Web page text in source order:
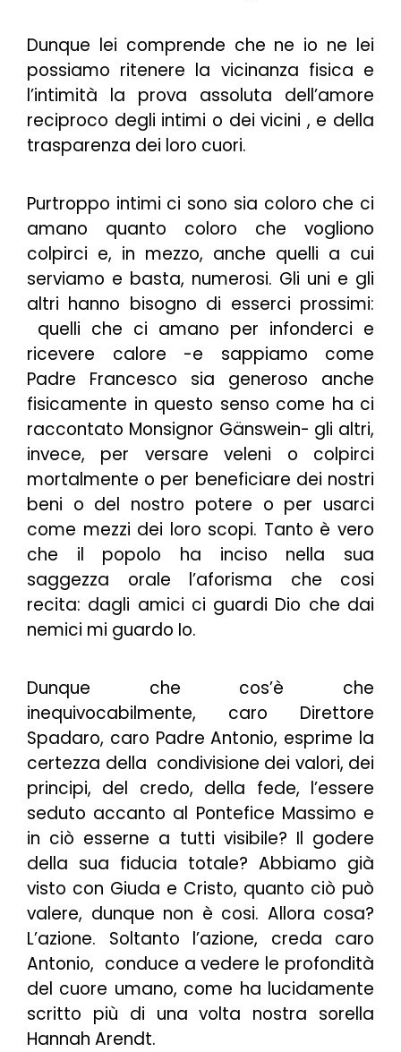
Dunque lei comprende che ne io ne lei
possiamo ritenere la vicinanza fisica e
l’intimità la prova assoluta dell’amore
reciproco degli intimi o dei vicini , e della
trasparenza dei loro cuori.
Purtroppo intimi ci sono sia coloro che ci
amano quanto coloro che vogliono
colpirci e, in mezzo, anche quelli a cui
serviamo e basta, numerosi. Gli uni e gli
altri hanno bisogno di esserci prossimi:
quelli che ci amano per infonderci e
ricevere calore -e sappiamo come
Padre Francesco sia generoso anche
fisicamente in questo senso come ha ci
raccontato Monsignor Gänswein- gli altri,
invece, per versare veleni o colpirci
mortalmente o per beneficiare dei nostri
beni o del nostro potere o per usarci
come mezzi dei loro scopi. Tanto è vero
che il popolo ha inciso nella sua
saggezza orale l’aforisma che cosi
recita: dagli amici ci guardi Dio che dai
nemici mi guardo Io.
Dunque che cos’è che
inequivocabilmente, caro Direttore
Spadaro, caro Padre Antonio, esprime la
certezza della condivisione dei valori, dei
principi, del credo, della fede, l’essere
seduto accanto al Pontefice Massimo e
in ciò esserne a tutti visibile? Il godere
della sua fiducia totale? Abbiamo già
visto con Giuda e Cristo, quanto ciò può
valere, dunque non è cosi. Allora cosa?
L’azione. Soltanto l’azione, creda caro
Antonio, conduce a vedere le profondità
del cuore umano, come ha lucidamente
scritto più di una volta nostra sorella
Hannah Arendt.